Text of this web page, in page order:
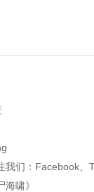
们：Facebook、
啸》